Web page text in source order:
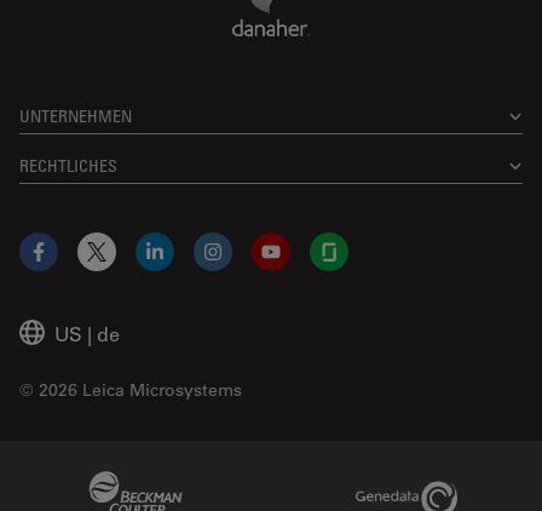
UNTERNEHMEN
RECHTLICHES
US | de
© 2026 Leica Microsystems
Facebook
X LinkedInInstagramYouTubeGlassdoor
Genedata Link